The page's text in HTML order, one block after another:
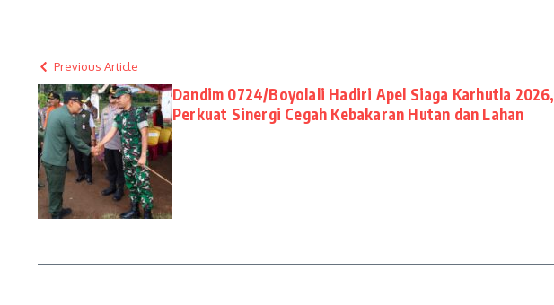
Previous Article
Dandim 0724/Boyolali Hadiri Apel Siaga Karhutla 2026,
Perkuat Sinergi Cegah Kebakaran Hutan dan Lahan